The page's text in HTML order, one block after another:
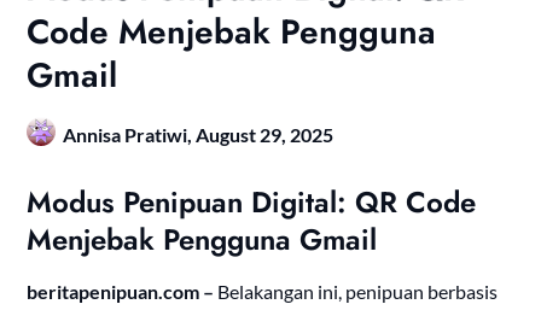
Code Menjebak Pengguna
Gmail
Annisa Pratiwi, August 29, 2025
Modus Penipuan Digital: QR Code
Menjebak Pengguna Gmail
beritapenipuan.com – Belakangan ini, penipuan berbasis